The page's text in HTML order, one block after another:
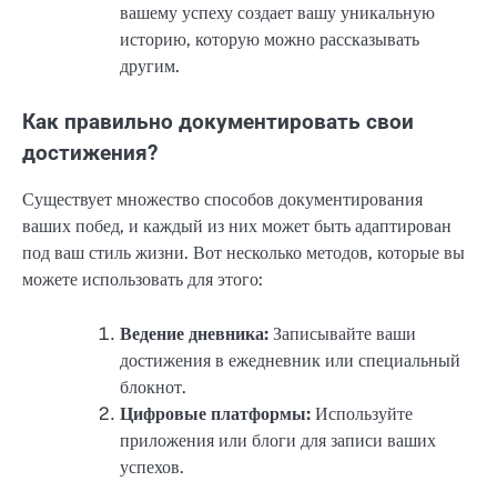
вашему успеху создает вашу уникальную
историю, которую можно рассказывать
другим.
Как правильно документировать свои
достижения?
Существует множество способов документирования
ваших побед, и каждый из них может быть адаптирован
под ваш стиль жизни. Вот несколько методов, которые вы
можете использовать для этого:
Ведение дневника: Записывайте ваши
достижения в ежедневник или специальный
блокнот.
Цифровые платформы: Используйте
приложения или блоги для записи ваших
успехов.